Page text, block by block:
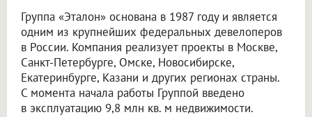
Группа «Эталон» основана в 1987 году и является
одним из крупнейших федеральных девелоперов
в России. Компания реализует проекты в Москве,
Санкт-Петербурге, Омске, Новосибирске,
Екатеринбурге, Казани и других регионах страны.
С момента начала работы Группой введено
в эксплуатацию 9,8 млн кв. м недвижимости.